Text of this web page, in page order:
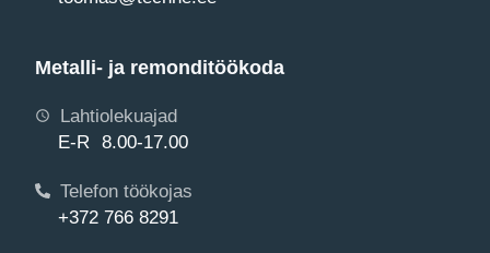
Metalli- ja remonditöökoda
Lahtiolekuajad
E-R 8.00-17.00
Telefon töökojas
+372 766 8291